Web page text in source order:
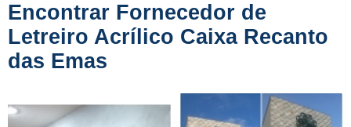
Encontrar Fornecedor de
Letreiro Acrílico Caixa Recanto
das Emas